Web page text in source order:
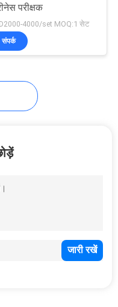
परीक्षक
4000/set MOQ:1 सेट
संपर्क